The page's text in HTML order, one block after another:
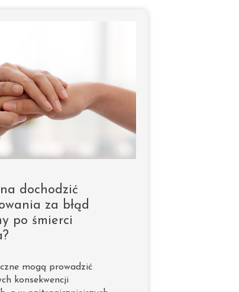
dochodzić
za błąd
po śmierci
mogą prowadzić
konsekwencji